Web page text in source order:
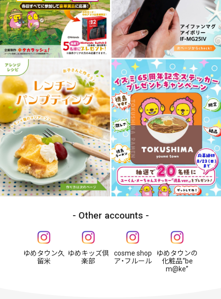
Other accounts
ゆめタウン久
留米
ゆめキッズ倶
楽部
cosme shop
ア・フルール
ゆめタウンの
化粧品“be
m@ke”